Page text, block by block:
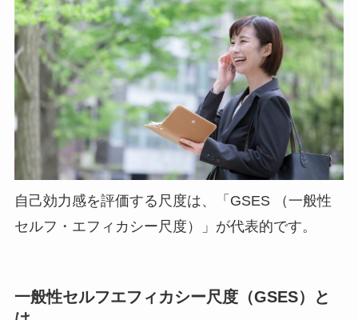
自己効力感を評価する尺度は、「GSES （一般性
セルフ・エフィカシー尺度）」が代表的です。
一般性セルフエフィカシー尺度（GSES）と